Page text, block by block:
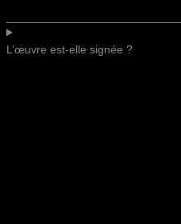
L’œuvre est-elle signée ?